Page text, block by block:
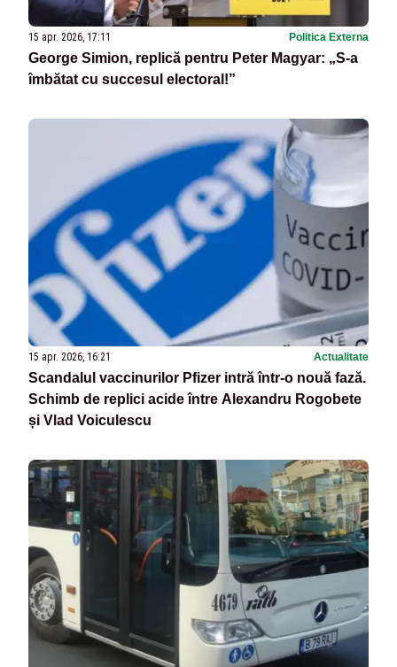
15 apr. 2026, 17:11 Politica Externa
George Simion, replică pentru Peter Magyar: „S-a
îmbătat cu succesul electoral!”
15 apr. 2026, 16:21 Actualitate
Scandalul vaccinurilor Pfizer intră într-o nouă fază.
Schimb de replici acide între Alexandru Rogobete
și Vlad Voiculescu